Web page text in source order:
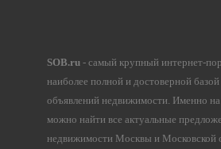
SOB.ru- самый крупный интернет-
наиболее полной и достоверной базой
объявлений недвижимости. Именно на
можно найти все актуальные
недвижимости Москвы и Московской